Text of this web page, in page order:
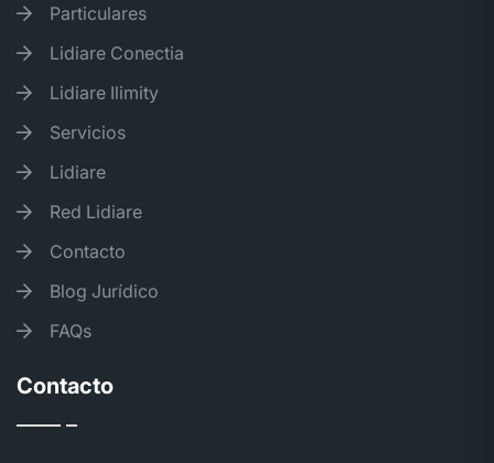
Particulares
Lidiare Conectia
Lidiare Ilimity
Servicios
Lidiare
Red Lidiare
Contacto
Blog Jurídico
FAQs
Contacto